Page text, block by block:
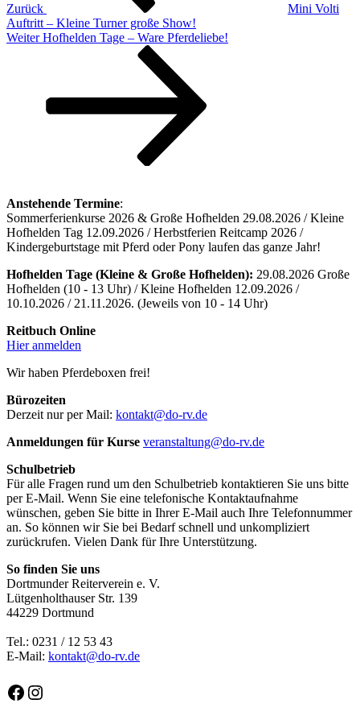
Zurück
Mini Volti
Auftritt – Kleine Turner große Show!
Nächster
Weiter Hofhelden Tage – Ware Pferdeliebe!
Anstehende Termine:
Sommerferienkurse 2026 & Große Hofhelden 29.08.2026 / Kleine
Hofhelden Tag 12.09.2026 / Herbstferien Reitcamp 2026 /
Kindergeburtstage mit Pferd oder Pony laufen das ganze Jahr!
Hofhelden Tage (Kleine & Große Hofhelden): 29.08.2026 Große
Hofhelden (10 - 13 Uhr) / Kleine Hofhelden 12.09.2026 /
10.10.2026 / 21.11.2026. (Jeweils von 10 - 14 Uhr)
Reitbuch Online
Hier anmelden
Wir haben Pferdeboxen frei!
Bürozeiten
Derzeit nur per Mail: kontakt@do-rv.de
Anmeldungen für Kurse veranstaltung@do-rv.de
Schulbetrieb
Für alle Fragen rund um den Schulbetrieb kontaktieren Sie uns bitte
per E-Mail. Wenn Sie eine telefonische Kontaktaufnahme
wünschen, geben Sie bitte in Ihrer E-Mail auch Ihre Telefonnummer
an. So können wir Sie bei Bedarf schnell und unkompliziert
zurückrufen. Vielen Dank für Ihre Unterstützung.
So finden Sie uns
Dortmunder Reiterverein e. V.
Lütgenholthauser Str. 139
44229 Dortmund
Tel.: 0231 / 12 53 43
E-Mail: kontakt@do-rv.de
Facebook
Instagram